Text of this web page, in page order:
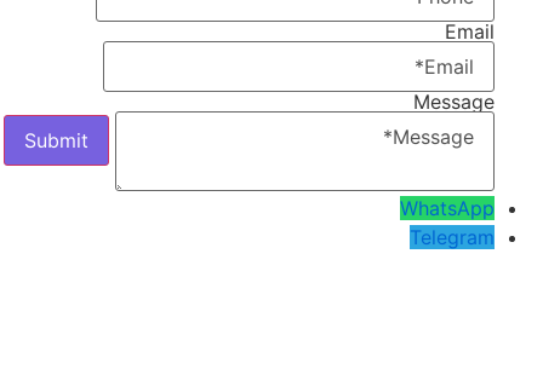
Email
Message
WhatsApp
Telegram